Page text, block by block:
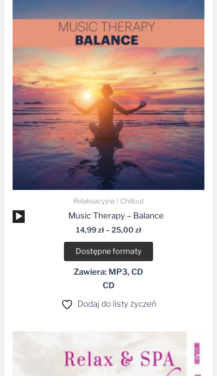
Relaksacyjna / Chillout
Odtwarzacz
plików
dźwiękowych
Music Therapy – Balance
14,99zł– 25,00 zł
od
14,99 zł
25,00 zł
Dostępne formaty
Zawiera: MP3, CD
CD
Dodaj do listy życzeń